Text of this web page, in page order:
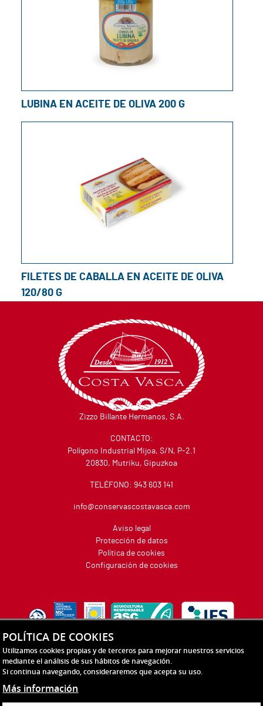
LUBINA EN ACEITE DE OLIVA 200 G
FILETES DE CABALLA EN ACEITE DE OLIVA
120/80 G
Zizzo Billante Hermanos, S.A.
CONTACTO:
Polígono Industrial Mijoa, S/N, P-2.1
20830, Mutriku, Gipuzkoa
TELÉFONO: 943 603 141
info@conservascostavasca.com
Aviso legal
Protección de datos
Política de cookies
Configuración de cookies
POLÍTICA DE COOKIES
Utilizamos cookies propias y de terceros para mejorar nuestros servicios
mediante el análisis de sus hábitos de navegación.
Si continua navegando, consideraremos que acepta su uso.
Más información